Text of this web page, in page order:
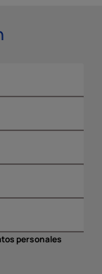
personales